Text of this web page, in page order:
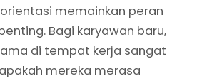
memainkan peran
Bagi karyawan baru,
di tempat kerja sangat
mereka merasa